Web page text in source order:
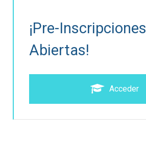
¡Pre-Inscripciones
Abiertas!
Acceder